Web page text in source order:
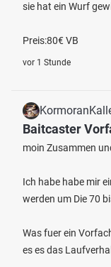
sie hat ein Wurf
Preis:80€ VB
vor 1 Stunde
Baitcaster
moin Zusammen
Ich habe habe mir
werden um Die 70
Was fuer ein
es es das